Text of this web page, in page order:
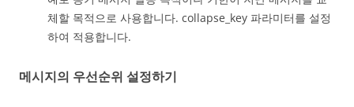
체할 목적으로 사용합니다. collapse_key 파라미터를 설정
하여 적용합니다.
메시지의 우선순위 설정하기